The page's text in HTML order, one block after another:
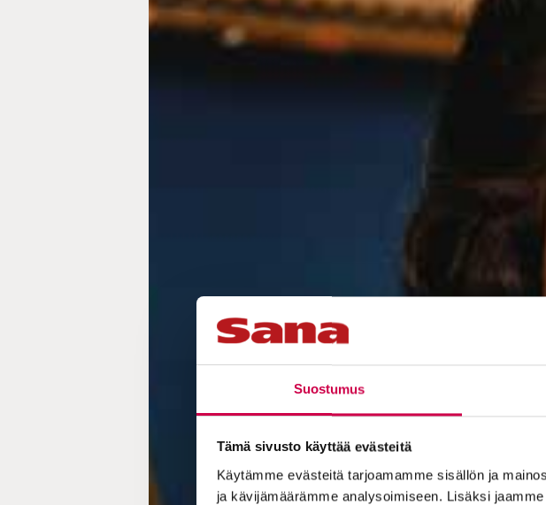
Suostumus
Tämä sivusto käyttää evästeitä
Käytämme evästeitä tarjoamamme sisällön ja
ja kävijämäärämme analysoimiseen. Lisäksi